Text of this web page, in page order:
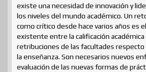
existe una necesidad de innovación y
los niveles del mundo académico. Un
como crítico desde hace varios años es
existente entre la calificación académica
retribuciones de las facultades respecto
la enseñanza. Son necesarios nuevos
evaluación de las nuevas formas de